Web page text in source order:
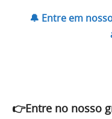
🔔 Entre em
👉Entre no nosso